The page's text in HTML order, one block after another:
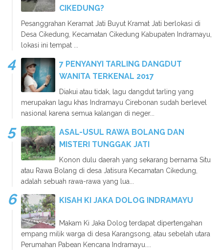
CIKEDUNG?
Pesanggrahan Keramat Jati Buyut Kramat Jati berlokasi di
Desa Cikedung, Kecamatan Cikedung Kabupaten Indramayu,
lokasi ini tempat ...
7 PENYANYI TARLING DANGDUT
WANITA TERKENAL 2017
Diakui atau tidak, lagu dangdut tarling yang
merupakan lagu khas Indramayu Cirebonan sudah berlevel
nasional karena semua kalangan di neger...
ASAL-USUL RAWA BOLANG DAN
MISTERI TUNGGAK JATI
Konon dulu daerah yang sekarang bernama Situ
atau Rawa Bolang di desa Jatisura Kecamatan Cikedung,
adalah sebuah rawa-rawa yang lua...
KISAH KI JAKA DOLOG INDRAMAYU
Makam Ki Jaka Dolog terdapat dipertengahan
empang milik warga di desa Karangsong, atau sebelah utara
Perumahan Pabean Kencana Indramayu....